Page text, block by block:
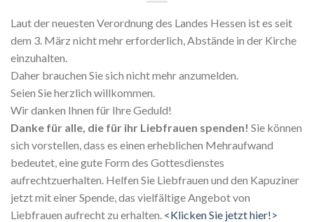
Laut der neuesten Verordnung des Landes Hessen ist es seit
dem 3. März nicht mehr erforderlich, Abstände in der Kirche
einzuhalten.
Daher brauchen Sie sich nicht mehr anzumelden.
Seien Sie herzlich willkommen.
Wir danken Ihnen für Ihre Geduld!
Danke für alle, die für ihr Liebfrauen spenden! Sie können
sich vorstellen, dass es einen erheblichen Mehraufwand
bedeutet, eine gute Form des Gottesdienstes
aufrechtzuerhalten. Helfen Sie Liebfrauen und den Kapuziner
jetzt mit einer Spende, das vielfältige Angebot von
Liebfrauen aufrecht zu erhalten. <Klicken Sie jetzt hier!>